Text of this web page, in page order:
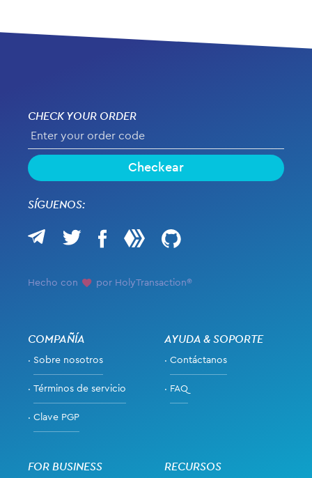
CHECK YOUR ORDER
Checkear
SÍGUENOS:
Hecho con por HolyTransaction®
COMPAÑÍA
Sobre nosotros
Términos de servicio
Clave PGP
AYUDA & SOPORTE
Contáctanos
FAQ
FOR BUSINESS RECURSOS